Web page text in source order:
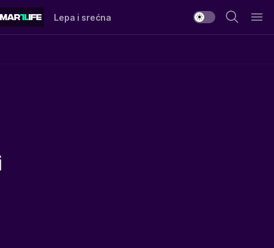
Lepa i srećna